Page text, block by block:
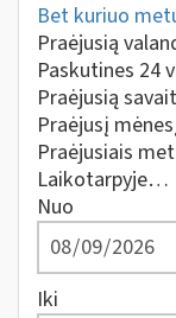
Bet kuriuo
Praėjusią
Paskutines 24
Praėjusią
Praėjusį
Praėjusiais
Laikotarpyje…
Nuo
Iki